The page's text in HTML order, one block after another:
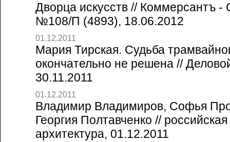
Дворца искусств // Коммерсантъ -
№108/П (4893), 18.06.2012
01.12.2011
Мария Тирская. Судьба
окончательно не решена //
30.11.2011
01.12.2011
Владимир Владимиров, Софья
Георгия Полтавченко //
архитектура, 01.12.2011